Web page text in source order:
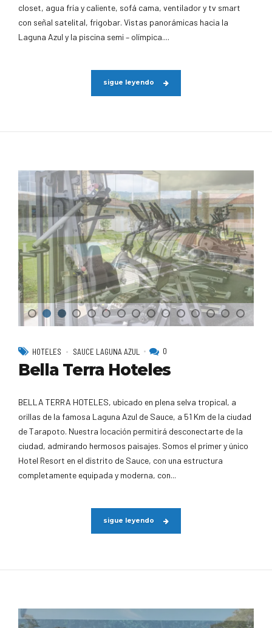
closet, agua fría y caliente, sofá cama, ventilador y tv smart
con señal satelital, frigobar. Vistas panorámicas hacia la
Laguna Azul y la piscina semi – olímpica....
sigue leyendo
HOTELES SAUCE LAGUNA AZUL 0
Bella Terra Hoteles
BELLA TERRA HOTELES, ubicado en plena selva tropical, a
orillas de la famosa Laguna Azul de Sauce, a 51 Km de la ciudad
de Tarapoto. Nuestra locación permitirá desconectarte de la
ciudad, admirando hermosos paisajes. Somos el primer y único
Hotel Resort en el distrito de Sauce, con una estructura
completamente equipada y moderna, con...
sigue leyendo